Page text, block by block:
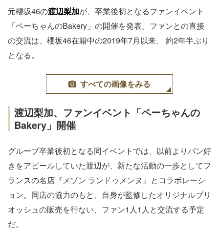
元櫻坂46の渡辺梨加が、卒業後初となるファンイベント
「ペーちゃんのBakery」の開催を発表。ファンとの直接
の交流は、櫻坂46在籍中の2019年7月以来、 約2年半ぶり
となる。
すべての画像をみる
渡辺梨加、ファンイベント「ペーちゃんの
Bakery」開催
グループ卒業後初となる同イベントでは、以前よりパン好
きをアピールしていた渡辺が、新たな活動の一歩としてフ
ランスの名店『メゾン ランドゥメンヌ』とコラボレーシ
ョン。同店の協力のもと、自身が監修したオリジナルブリ
オッシュの販売を行ない、ファン1人1人と交流する予定
だ。